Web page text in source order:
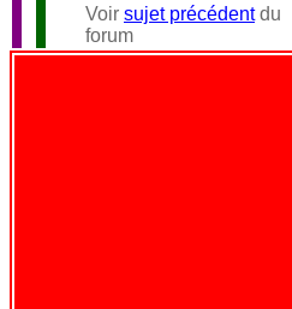
Voir sujet précédentdu
forum